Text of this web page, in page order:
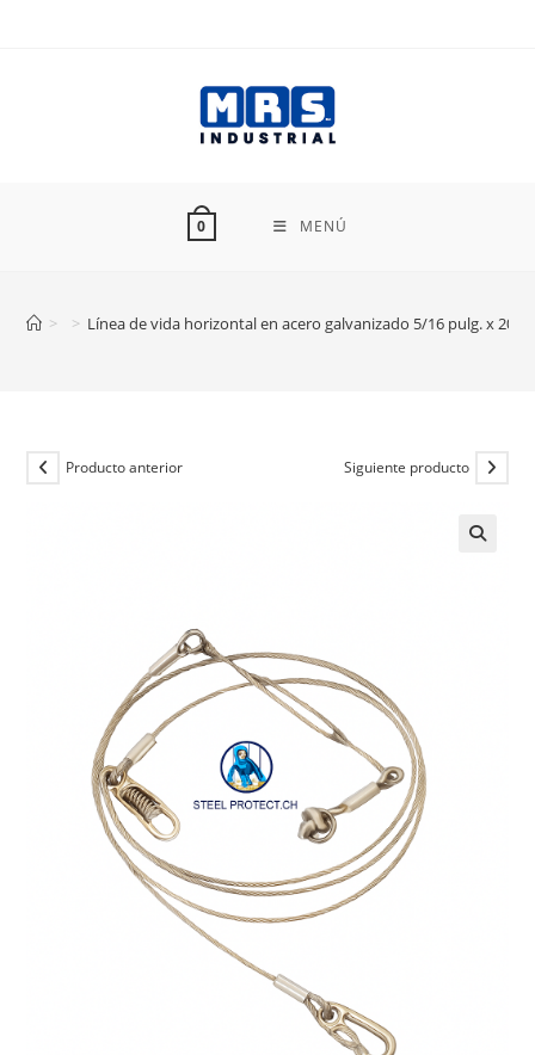
0 MENÚ
> > Línea de vida horizontal en acero galvanizado 5/16 pulg. x 20
Producto anterior Siguiente producto